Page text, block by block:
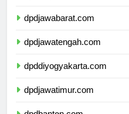
dpdjawabarat.com
dpdjawatengah.com
dpddiyogyakarta.com
dpdjawatimur.com